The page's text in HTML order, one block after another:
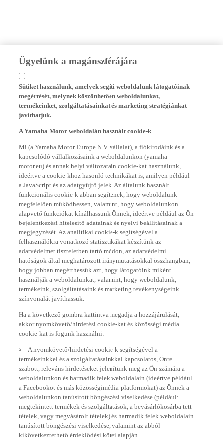
Ügyelünk a magánszférájára
Sütiket használunk, amelyek segíti weboldalunk látogatóinak
megértését, melynek köszönhetően weboldalunkat,
termékeinket, szolgáltatásainkat és marketing stratégiánkat
javíthatjuk.
A Yamaha Motor weboldalán használt cookie-k
Mi (a Yamaha Motor Europe N.V. vállalat), a fiókirodáink és a
kapcsolódó vállalkozásaink a weboldalunkon (yamaha-
motor.eu) és annak helyi változatain cookie-kat használunk,
ideértve a cookie-khoz hasonló technikákat is, amilyen például
a JavaScript és az adatgyűjtő jelek. Az általunk használt
funkcionális cookie-k abban segítenek, hogy weboldalunk
megfelelően működhessen, valamint, hogy weboldalunkon
alapvető funkciókat kínálhassunk Önnek, ideértve például az Ön
bejelentkezési hitelesítő adatainak és nyelvi beállításainak a
megjegyzését. Az analitikai cookie-k segítségével a
felhasználókra vonatkozó statisztikákat készítünk az
adatvédelmet tiszteletben tartó módon, az adatvédelmi
hatóságok által meghatározott iránymutatásokkal összhangban,
hogy jobban megérthessük azt, hogy látogatóink miként
használják a weboldalunkat, valamint, hogy weboldalunk,
termékeink, szolgáltatásaink és marketing tevékenységeink
színvonalát javíthassuk.
Ha a következő gombra kattintva megadja a hozzájárulását,
akkor nyomkövető/hirdetési cookie-kat és közösségi média
cookie-kat is fogunk használni:
A nyomkövető/hirdetési cookie-k segítségével a
termékeinkkel és a szolgáltatásainkkal kapcsolatos, Önre
szabott, releváns hirdetéseket jelenítünk meg az Ön számára a
weboldalunkon és harmadik felek weboldalain (ideértve például
a Facebookot és más közösségimédia-platformokat) az Önnek a
weboldalunkon tanúsított böngészési viselkedése (például:
megtekintett termékek és szolgáltatások, a bevásárlókosárba tett
tételek, vagy megvásárolt tételek) és harmadik felek weboldalain
tanúsított böngészési viselkedése, valamint az abból
kikövetkeztethető érdeklődési körei alapján.